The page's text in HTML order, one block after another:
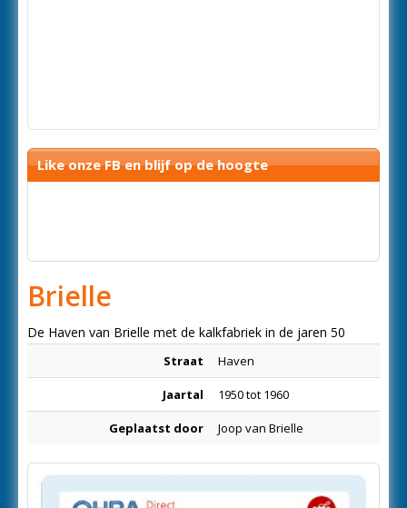
Like onze FB en blijf op de hoogte
Brielle
De Haven van Brielle met de kalkfabriek in de jaren 50
Straat Haven
Jaartal 1950 tot 1960
Geplaatst door Joop van Brielle